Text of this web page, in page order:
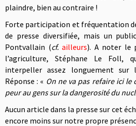
plaindre, bien au contraire !
Forte participation et fréquentation
de presse diversifiée, mais un
Pontvallain (cf. ailleurs). A noter le
l’agriculture, Stéphane Le Foll,
interpeller assez longuement sur
Réponse : « On ne va pas refaire ici
peur au gens sur la dangerosité du
Aucun article dans la presse sur cet
encore moins sur notre propre